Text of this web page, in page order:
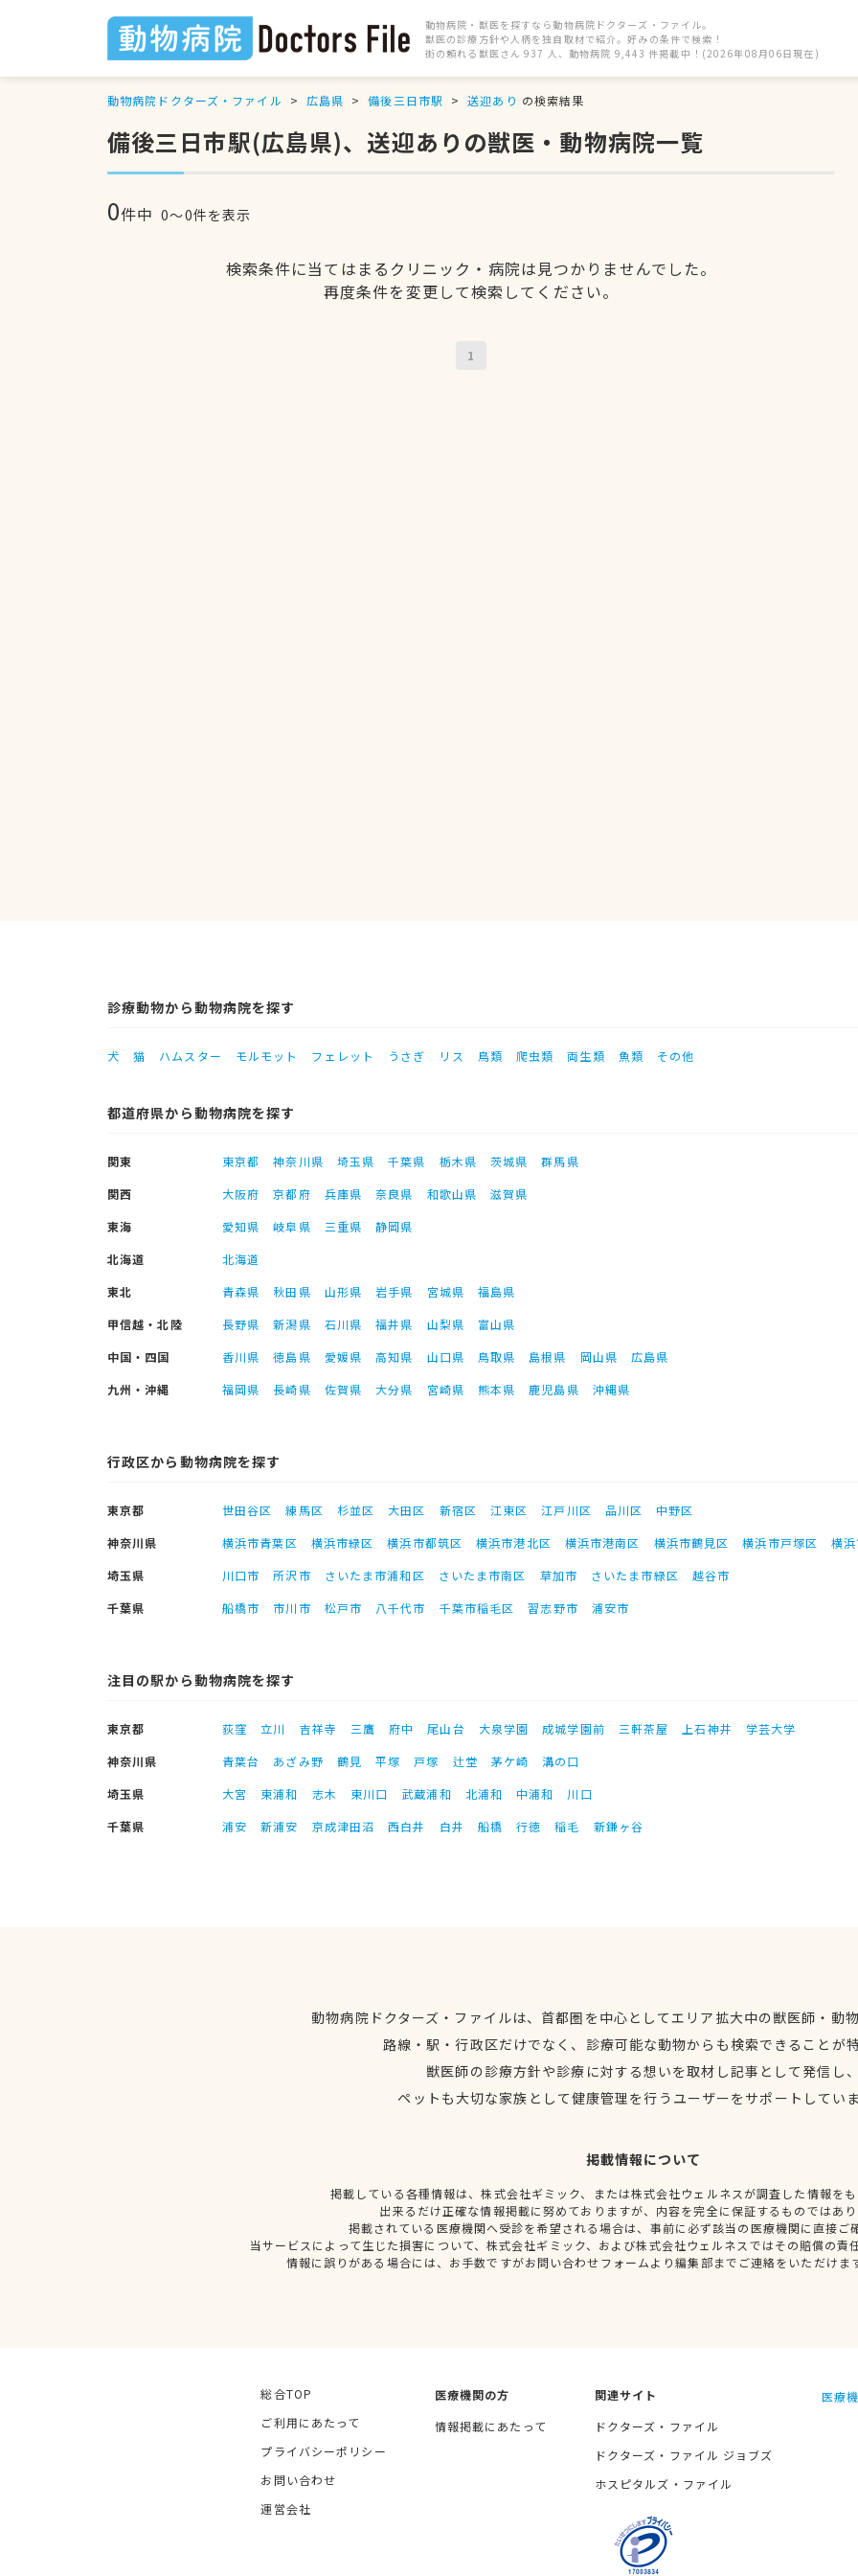
動物病院・獣医を探すなら動物病院ドクターズ・ファイル。
獣医の診療方針や人柄を独自取材で紹介。好みの条件で検索！
街の頼れる獣医さん 937 人、動物病院 9,443 件掲載中！(2026年08月06日現在)
動物病院ドクターズ・ファイル 広島県 備後三日市駅 送迎あり の検索結果
備後三日市駅(広島県)、送迎ありの獣医・動物病院一覧
0件中 0〜0件を表示
検索条件に当てはまるクリニック・病院は見つかりませんでした。
再度条件を変更して検索してください。
1
診療動物から動物病院を探す
犬 猫 ハムスター モルモット フェレット うさぎ リス 鳥類 爬虫類 両生類 魚類 その他
都道府県から動物病院を探す
関東 東京都 神奈川県 埼玉県 千葉県 栃木県 茨城県
群馬県
関西
大阪府 京都府 兵庫県 奈良県 和歌山県
滋賀県
東海
愛知県 岐阜県 三重県
静岡県
北海道
北海道
東北
青森県 秋田県 山形県 岩手県 宮城県
福島県
甲信越・北陸
長野県 新潟県 石川県 福井県 山梨県
富山県
中国・四国
香川県 徳島県 愛媛県 高知県 山口県 鳥取県 島根県 岡山県
広島県
九州・沖縄
福岡県 長崎県 佐賀県 大分県 宮崎県 熊本県 鹿児島県 沖縄県
行政区から動物病院を探す
東京都 世田谷区 練馬区 杉並区 大田区 新宿区 江東区 江戸川区 品川区
中野区
神奈川県
横浜市青葉区 横浜市緑区 横浜市都筑区 横浜市港北区 横浜市港南区 横浜市鶴見区 横浜市戸塚区
横
埼玉県
川口市 所沢市 さいたま市浦和区 さいたま市南区 草加市 さいたま市緑区
越谷市
千葉県
船橋市 市川市 松戸市 八千代市 千葉市稲毛区 習志野市 浦安市
注目の駅から動物病院を探す
東京都 荻窪 立川 吉祥寺 三鷹 府中 尾山台 大泉学園 成城学園前 三軒茶屋 上石神井
学芸大学
神奈川県
青葉台 あざみ野 鶴見 平塚 戸塚 辻堂 茅ケ崎
溝の口
埼玉県
大宮 東浦和 志木 東川口 武蔵浦和 北浦和 中浦和
川口
千葉県
浦安 新浦安 京成津田沼 西白井 白井 船橋 行徳 稲毛 新鎌ヶ谷
動物病院ドクターズ・ファイルは、首都圏を中心としてエリア拡大中の獣医師・動
路線・駅・行政区だけでなく、診療可能な動物からも検索できることが
獣医師の診療方針や診療に対する想いを取材し記事として発信し
ペットも大切な家族として健康管理を行うユーザーをサポートしてい
掲載情報について
掲載している各種情報は、株式会社ギミック、または株式会社ウェルネスが調査した情報を
出来るだけ正確な情報掲載に努めておりますが、内容を完全に保証するものではあ
掲載されている医療機関へ受診を希望される場合は、事前に必ず該当の医療機関に直接ご
当サービスによって生じた損害について、株式会社ギミック、および株式会社ウェルネスではその賠償の責
情報に誤りがある場合には、お手数ですがお問い合わせフォームより編集部までご連絡をいただけま
総合TOP
ご利用にあたって
プライバシーポリシー
お問い合わせ
運営会社
医療機関の方
情報掲載にあたって
関連サイト
ドクターズ・ファイル
ドクターズ・ファイル ジョブズ
ホスピタルズ・ファイル
医療